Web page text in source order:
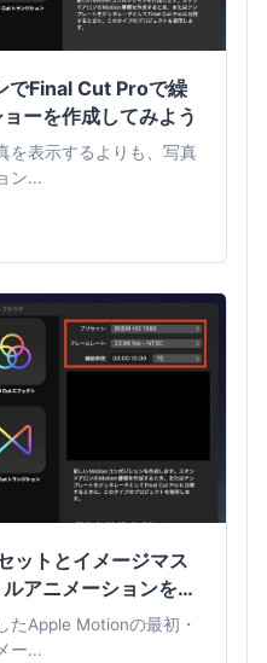
でFinal Cut Proで繰
ーを作成してみよう
を表示するよりも、写真
ン...
ットとイメージマス
アニメーションを作
たApple Motionの最初・
ー...